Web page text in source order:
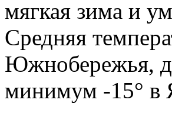
мягкая зима и
Средняя
Южнобережья,
минимум -15° в